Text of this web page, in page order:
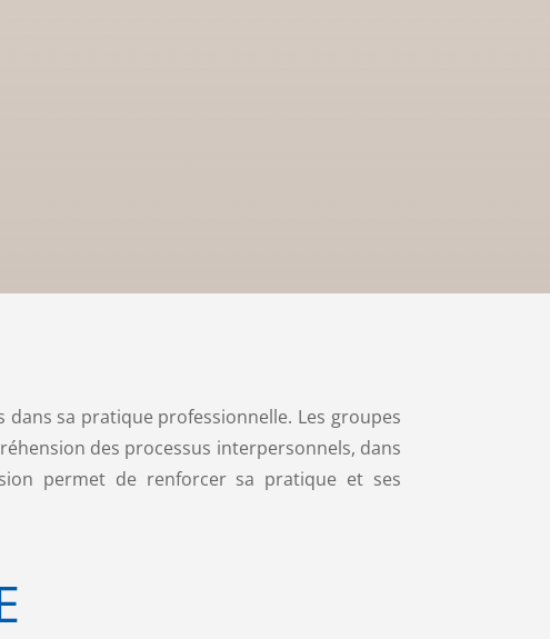
sa pratique professionnelle. Les groupes
des processus interpersonnels, dans
permet de renforcer sa pratique et ses